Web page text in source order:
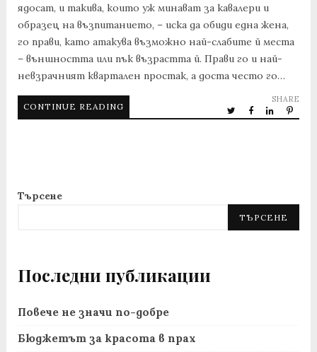
ядосат, и такива, които уж минават за кавалери и
образец на възпитанието, – иска да обиди една жена,
го прави, като атакува възможно най-слабите й места
– външността или пък възрастта й. Прави го и най-
невзрачният квартален простак, а доста често го…
CONTINUE READING
SHARE
Търсене
ТЪРСЕНЕ
Последни публикации
Повече не значи по-добре
Бюджетът за красота в прах